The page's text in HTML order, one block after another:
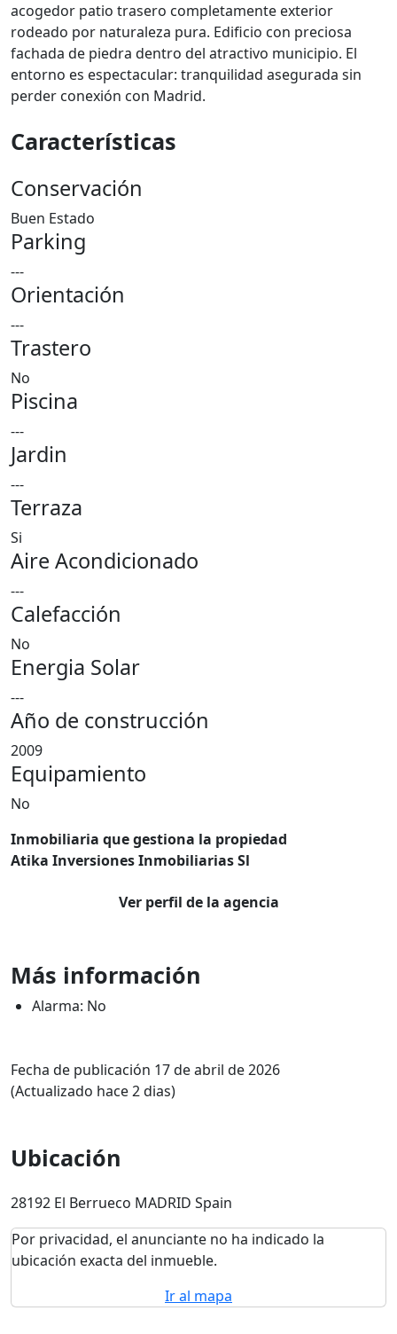
acogedor patio trasero completamente exterior
rodeado por naturaleza pura. Edificio con preciosa
fachada de piedra dentro del atractivo municipio. El
entorno es espectacular: tranquilidad asegurada sin
perder conexión con Madrid.
Características
Conservación
Buen Estado
Parking
---
Orientación
---
Trastero
No
Piscina
---
Jardin
---
Terraza
Si
Aire Acondicionado
---
Calefacción
No
Energia Solar
---
Año de construcción
2009
Equipamiento
No
Inmobiliaria que gestiona la propiedad
Atika Inversiones Inmobiliarias Sl
Ver perfil de la agencia
Más información
Alarma: No
Fecha de publicación 17 de abril de 2026
(Actualizado hace 2 dias)
Ubicación
28192 El Berrueco MADRID Spain
Por privacidad, el anunciante no ha indicado la
ubicación exacta del inmueble.
Ir al mapa